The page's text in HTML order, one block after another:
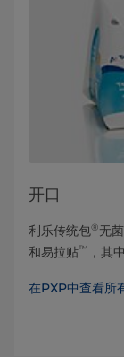
开口
利乐传统包®无
和易拉贴™ ，其
在PXP中查看所